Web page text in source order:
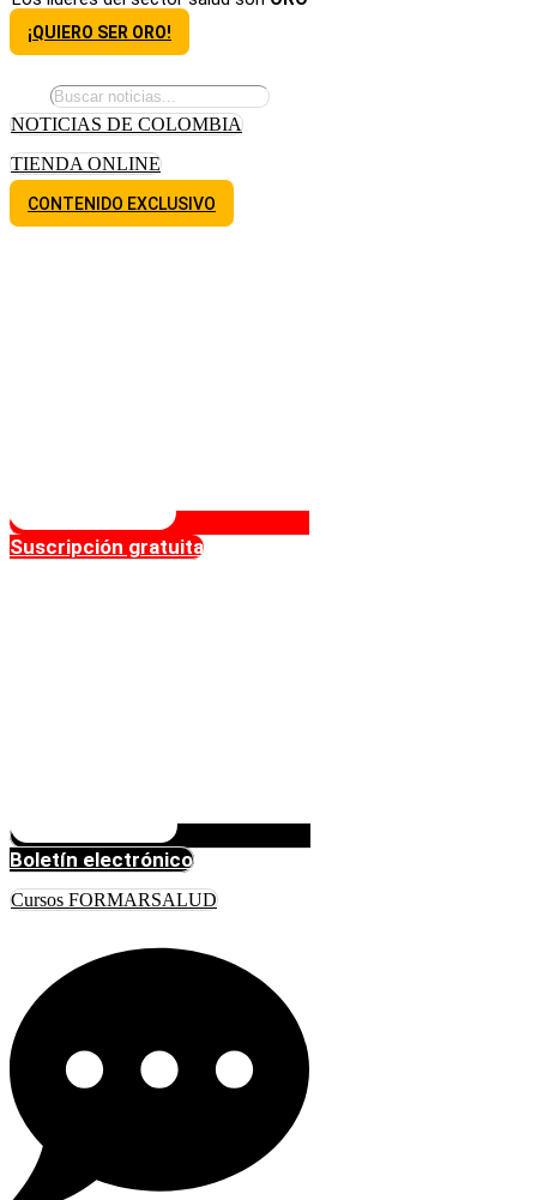
¡QUIERO SER ORO!
NOTICIAS DE COLOMBIA
TIENDA ONLINE
CONTENIDO EXCLUSIVO
Suscripción gratuita
Boletín electrónico
Cursos FORMARSALUD